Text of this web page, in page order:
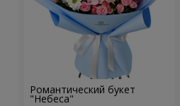
Романтический букет
"Небеса"